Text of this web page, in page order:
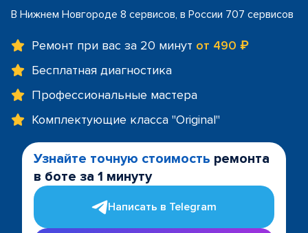
В Нижнем Новгороде 8 сервисов, в России 707 сервисов
Ремонт при вас за 20 минут от 490 ₽
Бесплатная диагностика
Профессиональные мастера
Комплектующие класса "Original"
Узнайте точную стоимость ремонта
в боте за 1 минуту
Написать в Telegram